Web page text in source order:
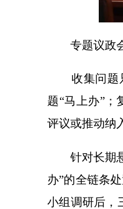
专题议政会
收集问题只
题“马上办”；
评议或推动纳
针对长期悬
办”的全链条
小组调研后，